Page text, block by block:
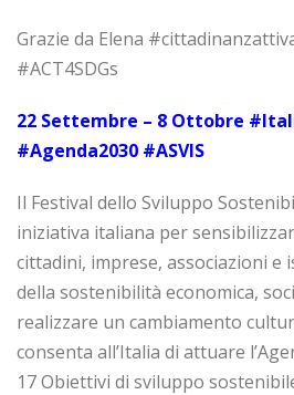
Grazie da Elena
#ACT4SDGs
22 Settembre – 8 Ottobre
#Agenda2030 #ASVIS
Il Festival dello Sviluppo
iniziativa italiana per
cittadini, imprese, associazioni e
della sostenibilità economica,
realizzare un cambiamento
consenta all’Italia di attuare
17 Obiettivi di sviluppo